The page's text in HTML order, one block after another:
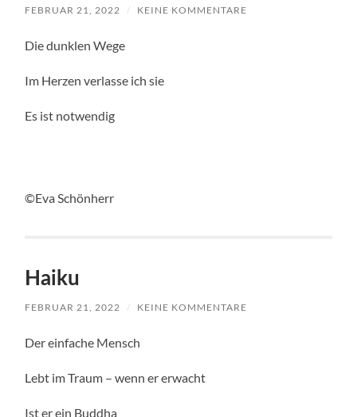
FEBRUAR 21, 2022 / KEINE KOMMENTARE
Die dunklen Wege
Im Herzen verlasse ich sie
Es ist notwendig
©Eva Schönherr
Haiku
FEBRUAR 21, 2022 / KEINE KOMMENTARE
Der einfache Mensch
Lebt im Traum – wenn er erwacht
Ist er ein Buddha